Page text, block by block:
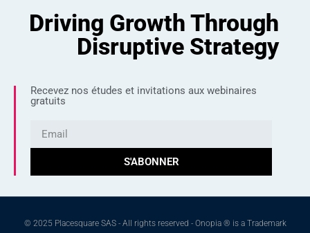
Driving Growth Through
Disruptive Strategy
Recevez nos études et invitations aux webinaires
gratuits
S'ABONNER
© 2025 Placesquare SAS - All rights reserved - Onopia ® is a Trademark